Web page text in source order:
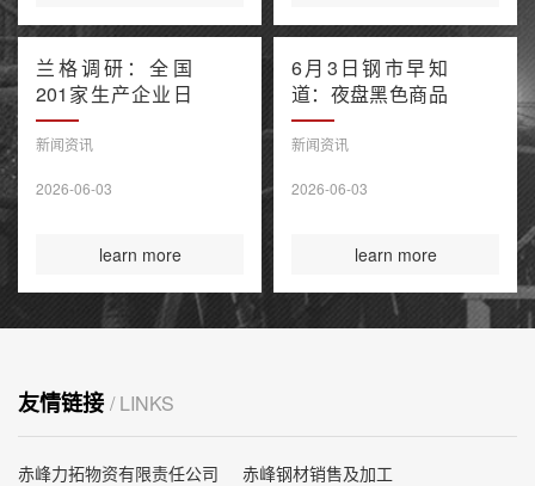
兰格调研：全国
201家生产企业日
均铁水产量环比上
升（6月3日）
新闻资讯
2026-06-03
learn more
6月3日钢市早知
道：夜盘黑色商品
多数收涨 IEA警告
全球石油库存或于
国际煤炭投资创14
新闻资讯
2026-06-03
learn more
友情链接 / LINKS
赤峰力拓物资有限责任公司
赤峰钢材销售及加工